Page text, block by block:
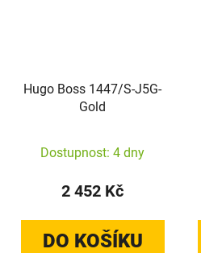
Hugo Boss 1447/S-J5G-
Gold
Dostupnost: 4 dny
2 452 Kč
DO KOŠÍKU